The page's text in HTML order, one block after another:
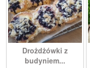
Drożdżówki z
budyniem...